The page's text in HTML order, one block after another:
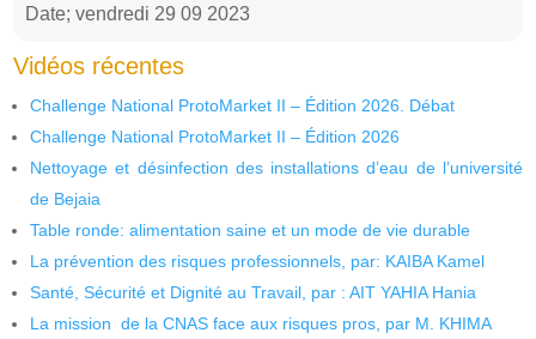
Date; vendredi 29 09 2023
Vidéos récentes
Challenge National ProtoMarket II – Édition 2026. Débat
Challenge National ProtoMarket II – Édition 2026
Nettoyage et désinfection des installations d’eau de l’université
de Bejaia
Table ronde: alimentation saine et un mode de vie durable
La prévention des risques professionnels, par: KAIBA Kamel
Santé, Sécurité et Dignité au Travail, par : AIT YAHIA Hania
La mission de la CNAS face aux risques pros, par M. KHIMA